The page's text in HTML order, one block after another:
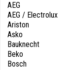
AEG
AEG / Electrolux
Ariston
Asko
Bauknecht
Beko
Bosch